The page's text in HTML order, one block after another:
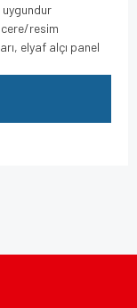
resim
elyaf alçı panel